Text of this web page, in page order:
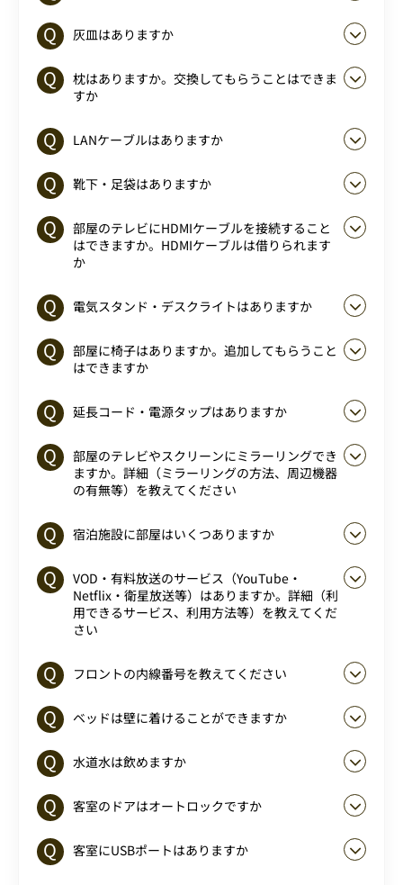
灰皿はありますか
枕はありますか。交換してもらうことはできま
すか
LANケーブルはありますか
靴下・足袋はありますか
部屋のテレビにHDMIケーブルを接続すること
はできますか。HDMIケーブルは借りられます
か
電気スタンド・デスクライトはありますか
部屋に椅子はありますか。追加してもらうこと
はできますか
延長コード・電源タップはありますか
部屋のテレビやスクリーンにミラーリングでき
ますか。詳細（ミラーリングの方法、周辺機器
の有無等）を教えてください
宿泊施設に部屋はいくつありますか
VOD・有料放送のサービス（YouTube・
Netflix・衛星放送等）はありますか。詳細（利
用できるサービス、利用方法等）を教えてくだ
さい
フロントの内線番号を教えてください
ベッドは壁に着けることができますか
水道水は飲めますか
客室のドアはオートロックですか
客室にUSBポートはありますか